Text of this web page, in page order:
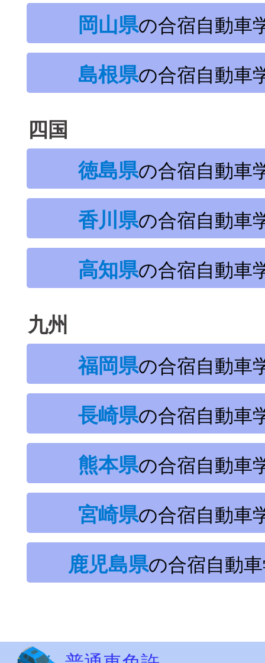
岡山県の合宿自動車
島根県の合宿自動車
四国
徳島県の合宿自動車
香川県の合宿自動車
高知県の合宿自動車
九州
福岡県の合宿自動車
長崎県の合宿自動車
熊本県の合宿自動車
宮崎県の合宿自動車
鹿児島県の合宿自動